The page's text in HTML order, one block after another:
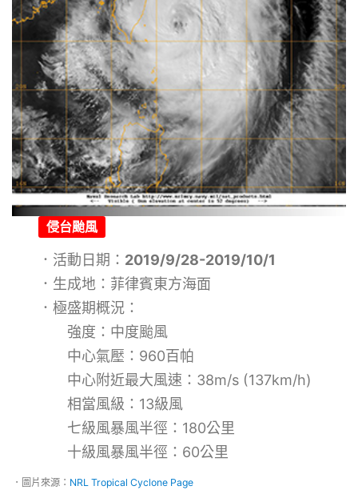
侵台颱風
．活動日期： 2019/9/28-2019/10/1
．生成地：菲律賓東方海面
．極盛期概況：
強度：中度颱風
中心氣壓：960百帕
中心附近最大風速：38m/s (137km/h)
相當風級：13級風
七級風暴風半徑：180公里
十級風暴風半徑：60公里
．圖片來源： NRL Tropical Cyclone Page